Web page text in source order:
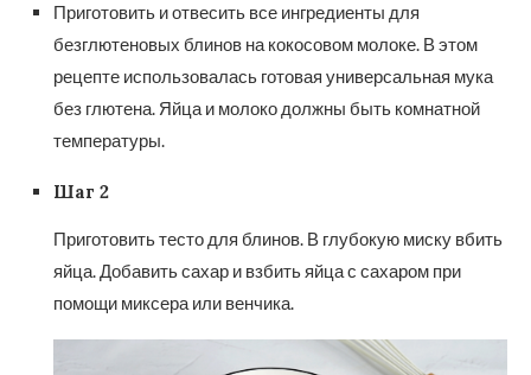
Приготовить и отвесить все ингредиенты для
безглютеновых блинов на кокосовом молоке. В этом
рецепте использовалась готовая универсальная мука
без глютена. Яйца и молоко должны быть комнатной
температуры.
Шаг 2
Приготовить тесто для блинов. В глубокую миску вбить
яйца. Добавить сахар и взбить яйца с сахаром при
помощи миксера или венчика.